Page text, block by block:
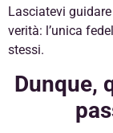
Lasciatevi
verità: l’unica
stessi.
Dunque,